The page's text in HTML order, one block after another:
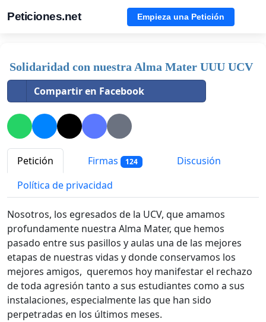
Peticiones.net Empieza una Petición
Solidaridad con nuestra Alma Mater UUU UCV
Compartir en Facebook
Petición Firmas 124
Discusión
Política de privacidad
Nosotros, los egresados de la UCV, que amamos
profundamente nuestra Alma Mater, que hemos
pasado entre sus pasillos y aulas una de las mejores
etapas de nuestras vidas y donde conservamos los
mejores amigos, queremos hoy manifestar el rechazo
de toda agresión tanto a sus estudiantes como a sus
instalaciones, especialmente las que han sido
perpetradas en los últimos meses.